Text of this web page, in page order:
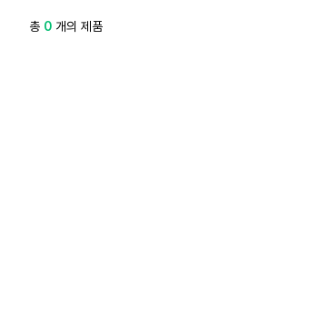
총 0 개의 제품